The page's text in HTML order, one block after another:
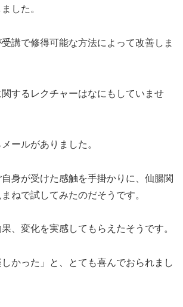
した。
講で修得可能な方法によって改善しま
するレクチャーはなにもしていませ
ールがありました。
身が受けた感触を手掛かりに、仙腸関
ねで試してみたのだそうです。
、変化を実感してもらえたそうです。
しかった」と、とても喜んでおられまし